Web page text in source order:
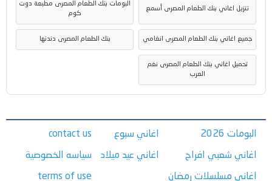
تنزيل اغاني بنك الطعام المصرى أسمع
البومات بنك الطعام المصرى مطبعة دوت
كوم
جميع اغاني بنك الطعام المصرى انغامي بنك الطعام المصرى دندنها
تحميل اغاني بنك الطعام المصرى نغم
العرب
البومات 2026
اغاني شعبي افراح
اغاني مسلسلات رمضان
اغاني سبوع
اغاني عيد ميلاد
contact us
سياسه الخصوصية
terms of use